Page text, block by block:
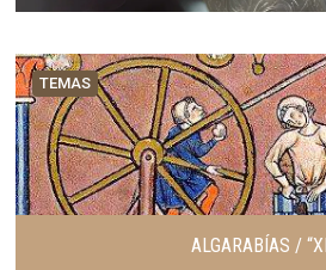
TEMAS
ALGARABÍAS /